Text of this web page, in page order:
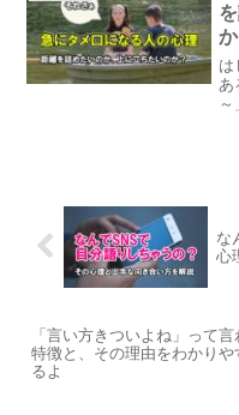
は
あ
理
な
心
「言い方きついよね」って
特徴と、その理由をわかりや
るよ